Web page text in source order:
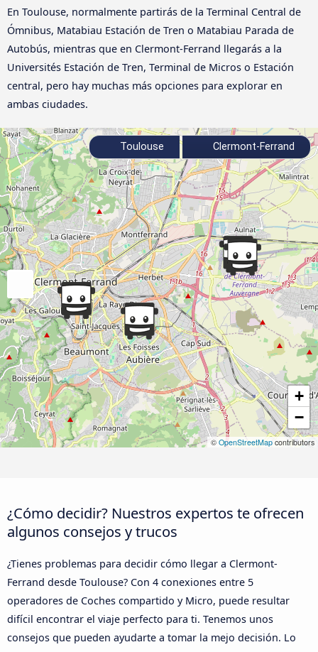
En Toulouse, normalmente partirás de la Terminal Central de
Ómnibus, Matabiau Estación de Tren o Matabiau Parada de
Autobús, mientras que en Clermont-Ferrand llegarás a la
Universités Estación de Tren, Terminal de Micros o Estación
central, pero hay muchas más opciones para explorar en
ambas ciudades.
+
−
© OpenStreetMap contributors
Toulouse Clermont-Ferrand
¿Cómo decidir? Nuestros expertos te ofrecen
algunos consejos y trucos
¿Tienes problemas para decidir cómo llegar a Clermont-
Ferrand desde Toulouse? Con 4 conexiones entre 5
operadores de Coches compartido y Micro, puede resultar
difícil encontrar el viaje perfecto para ti. Tenemos unos
consejos que pueden ayudarte a tomar la mejo decisión. Lo